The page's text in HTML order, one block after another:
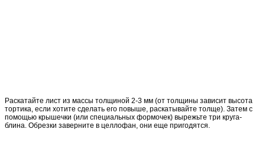
Раскатайте лист из массы толщиной 2-3 мм (от толщины зависит высота
тортика, если хотите сделать его повыше, раскатывайте толще). Затем с
помощью крышечки (или специальных формочек) вырежьте три круга-
блина. Обрезки заверните в целлофан, они еще пригодятся.